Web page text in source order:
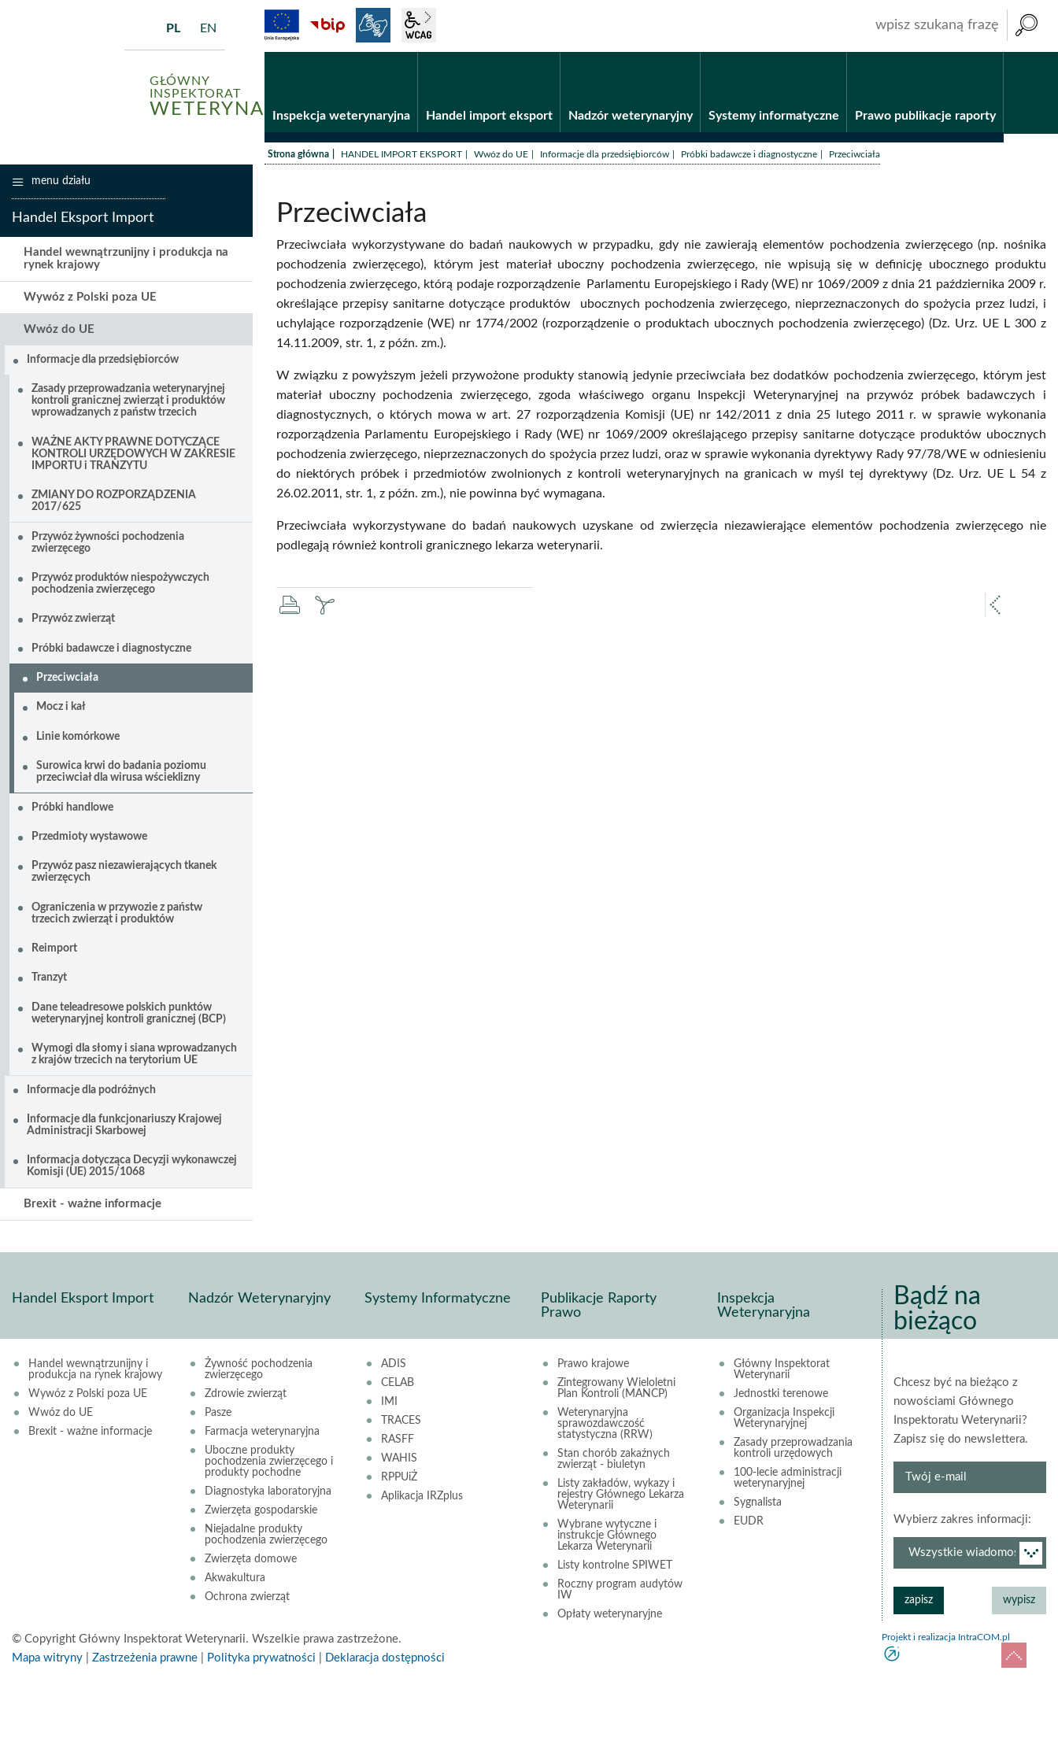
GŁÓWNY
INSPEKTORAT
WETERYNARII
PL EN Fundusze unijne
BiP
Inspekcja weterynaryjna Handel import eksport Nadzór weterynaryjny Systemy informatyczne Prawo publikacje raporty
Strona główna /HANDEL IMPORT EKSPORT /Wwóz do UE /Informacje dla przedsiębiorców /Próbki badawcze i diagnostyczne /Przeciwciała
Przeciwciała
Przeciwciała wykorzystywane do badań naukowych w przypadku, gdy nie zawierają elementów pochodzenia zwierzęcego (np. nośnika
pochodzenia zwierzęcego), którym jest materiał uboczny pochodzenia zwierzęcego, nie wpisują się w definicję ubocznego produktu
pochodzenia zwierzęcego, którą podaje rozporządzenie Parlamentu Europejskiego i Rady (WE) nr 1069/2009 z dnia 21 października 2009 r.
określające przepisy sanitarne dotyczące produktów ubocznych pochodzenia zwierzęcego, nieprzeznaczonych do spożycia przez ludzi, i
uchylające rozporządzenie (WE) nr 1774/2002 (rozporządzenie o produktach ubocznych pochodzenia zwierzęcego) (Dz. Urz. UE L 300 z
14.11.2009, str. 1, z późn. zm.).
W związku z powyższym jeżeli przywożone produkty stanowią jedynie przeciwciała bez dodatków pochodzenia zwierzęcego, którym jest
materiał uboczny pochodzenia zwierzęcego, zgoda właściwego organu Inspekcji Weterynaryjnej na przywóz próbek badawczych i
diagnostycznych, o których mowa w art. 27 rozporządzenia Komisji (UE) nr 142/2011 z dnia 25 lutego 2011 r. w sprawie wykonania
rozporządzenia Parlamentu Europejskiego i Rady (WE) nr 1069/2009 określającego przepisy sanitarne dotyczące produktów ubocznych
pochodzenia zwierzęcego, nieprzeznaczonych do spożycia przez ludzi, oraz w sprawie wykonania dyrektywy Rady 97/78/WE w odniesieniu
do niektórych próbek i przedmiotów zwolnionych z kontroli weterynaryjnych na granicach w myśl tej dyrektywy (Dz. Urz. UE L 54 z
26.02.2011, str. 1, z późn. zm.), nie powinna być wymagana.
Przeciwciała wykorzystywane do badań naukowych uzyskane od zwierzęcia niezawierające elementów pochodzenia zwierzęcego nie
podlegają również kontroli granicznego lekarza weterynarii.
drukujzapisz
menu działu
Handel Eksport Import
Handel wewnątrzunijny i produkcja na
rynek krajowy
Wywóz z Polski poza UE
Wwóz do UE
Informacje dla przedsiębiorców
Zasady przeprowadzania weterynaryjnej
kontroli granicznej zwierząt i produktów
wprowadzanych z państw trzecich
WAŻNE AKTY PRAWNE DOTYCZĄCE
KONTROLI URZĘDOWYCH W ZAKRESIE
IMPORTU i TRANZYTU
ZMIANY DO ROZPORZĄDZENIA
2017/625
Przywóz żywności pochodzenia
zwierzęcego
Przywóz produktów niespożywczych
pochodzenia zwierzęcego
Przywóz zwierząt
Próbki badawcze i diagnostyczne
Przeciwciała
Mocz i kał
Linie komórkowe
Surowica krwi do badania poziomu
przeciwciał dla wirusa wścieklizny
Próbki handlowe
Przedmioty wystawowe
Przywóz pasz niezawierających tkanek
zwierzęcych
Ograniczenia w przywozie z państw
trzecich zwierząt i produktów
Reimport
Tranzyt
Dane teleadresowe polskich punktów
weterynaryjnej kontroli granicznej (BCP)
Wymogi dla słomy i siana wprowadzanych
z krajów trzecich na terytorium UE
Informacje dla podróżnych
Informacje dla funkcjonariuszy Krajowej
Administracji Skarbowej
Informacja dotycząca Decyzji wykonawczej
Komisji (UE) 2015/1068
Brexit - ważne informacje
Handel Eksport Import
Handel wewnątrzunijny i
produkcja na rynek krajowy
Wywóz z Polski poza UE
Wwóz do UE
Brexit - ważne informacje
Nadzór Weterynaryjny
Żywność pochodzenia
zwierzęcego
Zdrowie zwierząt
Pasze
Farmacja weterynaryjna
Uboczne produkty
pochodzenia zwierzęcego i
produkty pochodne
Diagnostyka laboratoryjna
Zwierzęta gospodarskie
Niejadalne produkty
pochodzenia zwierzęcego
Zwierzęta domowe
Akwakultura
Ochrona zwierząt
Systemy Informatyczne
ADIS
CELAB
IMI
TRACES
RASFF
WAHIS
RPPUiŻ
Aplikacja IRZplus
Publikacje Raporty
Prawo
Prawo krajowe
Zintegrowany Wieloletni
Plan Kontroli (MANCP)
Weterynaryjna
sprawozdawczość
statystyczna (RRW)
Stan chorób zakaźnych
zwierząt - biuletyn
Listy zakładów, wykazy i
rejestry Głównego Lekarza
Weterynarii
Wybrane wytyczne i
instrukcje Głównego
Lekarza Weterynarii
Listy kontrolne SPIWET
Roczny program audytów
IW
Opłaty weterynaryjne
Inspekcja
Weterynaryjna
Główny Inspektorat
Weterynarii
Jednostki terenowe
Organizacja Inspekcji
Weterynaryjnej
Zasady przeprowadzania
kontroli urzędowych
100-lecie administracji
weterynaryjnej
Sygnalista
EUDR
Bądź na
bieżąco
Chcesz być na bieżąco z
nowościami Głównego
Inspektoratu Weterynarii?
Zapisz się do newslettera.
Twój
Wybierz zakres informacji:
© Copyright Główny Inspektorat Weterynarii. Wszelkie prawa zastrzeżone.
Mapa witryny
Zastrzeżenia prawne Polityka prywatności Deklaracja dostępności
Projekt i realizacja IntraCOM.pl